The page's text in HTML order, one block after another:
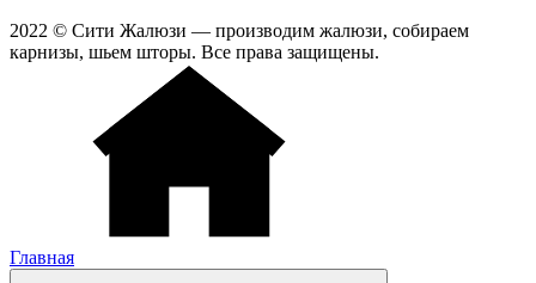
2022 © Сити Жалюзи — производим жалюзи, собираем
карнизы, шьем шторы. Все права защищены.
Главная